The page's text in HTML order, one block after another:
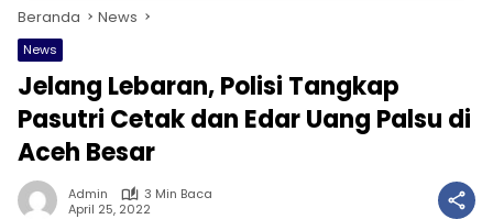
Beranda News
News
Jelang Lebaran, Polisi Tangkap
Pasutri Cetak dan Edar Uang Palsu di
Aceh Besar
Admin
3 Min Baca
April 25, 2022